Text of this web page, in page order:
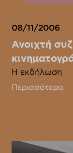
08/11/2006
Ανοιχτή
Η εκδήλωση
Περισσότερα